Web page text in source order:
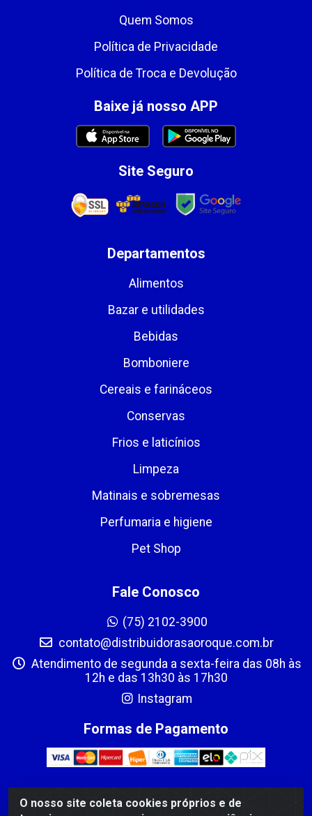
O nosso site coleta cookies próprios e de
Quem Somos
Política de Privacidade
Política de Troca e Devolução
Baixe já nosso APP
Site Seguro
Departamentos
Alimentos
Bazar e utilidades
Bebidas
Bomboniere
Cereais e farináceos
Conservas
Frios e laticínios
Limpeza
Matinais e sobremesas
Perfumaria e higiene
Pet Shop
Fale Conosco
(75) 2102-3900
contato@distribuidorasaoroque.com.br
Atendimento de segunda a sexta-feira das 08h às
12h e das 13h30 às 17h30
Instagram
Formas de Pagamento
DIST DE PROD ALIM SÃO ROQUE LTDA - AVENIDA PROBAHIA,